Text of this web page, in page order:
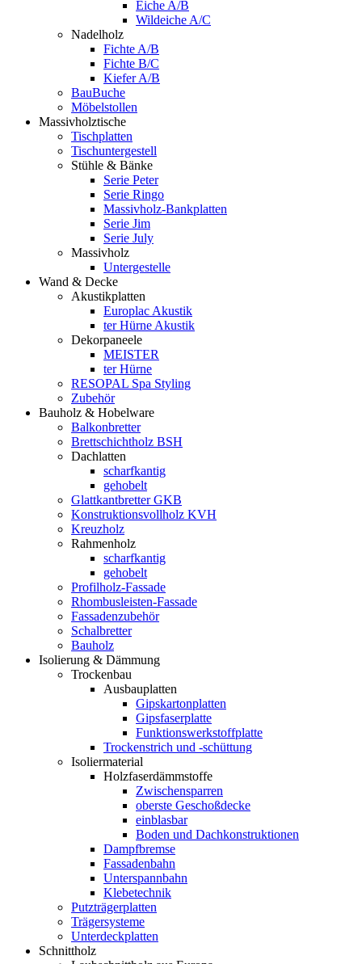
Eiche A/B
Wildeiche A/C
Nadelholz
Fichte A/B
Fichte B/C
Kiefer A/B
BauBuche
Möbelstollen
Massivholztische
Tischplatten
Tischuntergestell
Stühle & Bänke
Serie Peter
Serie Ringo
Massivholz-Bankplatten
Serie Jim
Serie July
Massivholz
Untergestelle
Wand & Decke
Akustikplatten
Europlac Akustik
ter Hürne Akustik
Dekorpaneele
MEISTER
ter Hürne
RESOPAL Spa Styling
Zubehör
Bauholz & Hobelware
Balkonbretter
Brettschichtholz BSH
Dachlatten
scharfkantig
gehobelt
Glattkantbretter GKB
Konstruktionsvollholz KVH
Kreuzholz
Rahmenholz
scharfkantig
gehobelt
Profilholz-Fassade
Rhombusleisten-Fassade
Fassadenzubehör
Schalbretter
Bauholz
Isolierung & Dämmung
Trockenbau
Ausbauplatten
Gipskartonplatten
Gipsfaserplatte
Funktionswerkstoffplatte
Trockenstrich und -schüttung
Isoliermaterial
Holzfaserdämmstoffe
Zwischensparren
oberste Geschoßdecke
einblasbar
Boden und Dachkonstruktionen
Dampfbremse
Fassadenbahn
Unterspannbahn
Klebetechnik
Putzträgerplatten
Trägersysteme
Unterdeckplatten
Schnittholz